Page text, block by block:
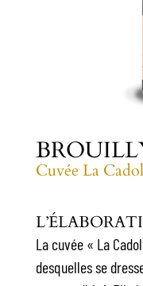
Cuvée La
La cuvée « La
desquelles se